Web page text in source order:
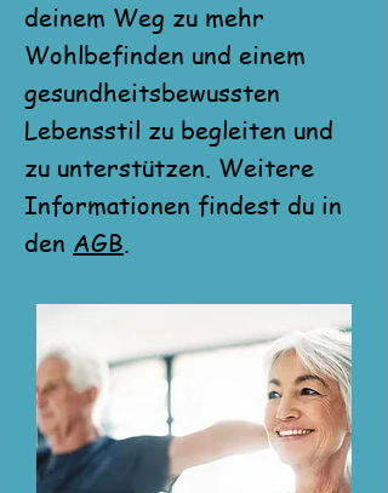
deinem Weg zu mehr
Wohlbefinden und einem
gesundheitsbewussten
Lebensstil zu begleiten und
zu unterstützen. Weitere
Informationen findest du in
den AGB.